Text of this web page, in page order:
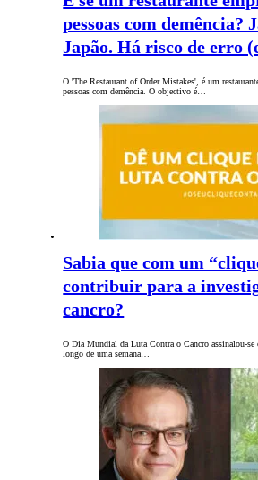
pessoas com demência?
Japão. Há risco de erro
O 'The Restaurant of Order Mistakes', é um
pessoas com demência. O objectivo é…
Sabia que com um
contribuir para a
cancro?
O Dia Mundial da Luta Contra o Cancro assinalou-se
longo de uma semana…